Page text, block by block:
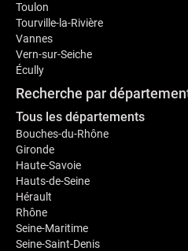
Toulon
Tourville-la-Rivière
Vannes
Vern-sur-Seiche
Écully
Recherche par
Tous les départements
Bouches-du-Rhône
Gironde
Haute-Savoie
Hauts-de-Seine
Hérault
Rhône
Seine-Maritime
Seine-Saint-Denis